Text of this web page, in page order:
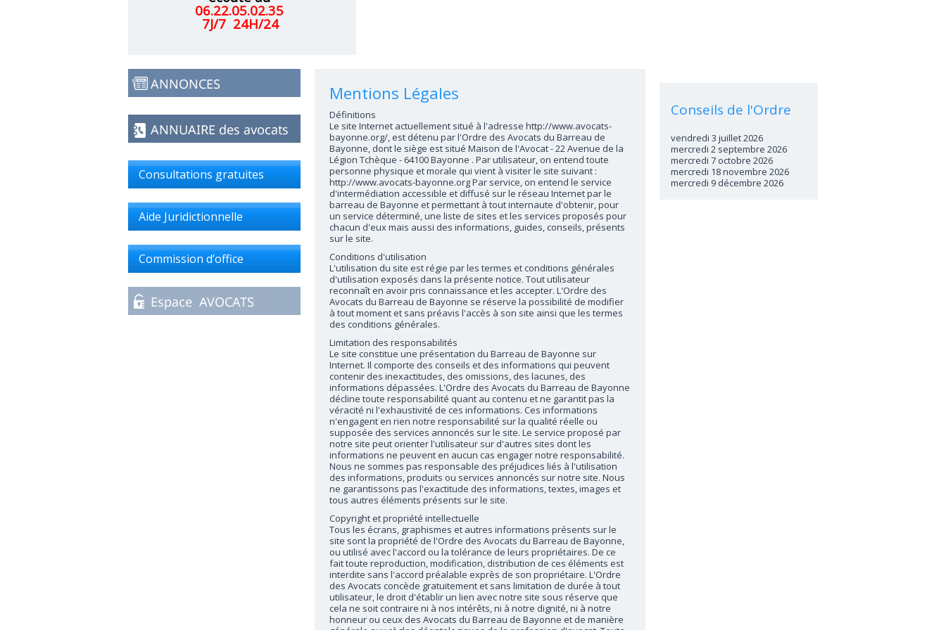
06.22.05.02.35
7J/7 24H/24
Consultations gratuites
Aide Juridictionnelle
Commission d’office
Mentions Légales
Définitions
Le site Internet actuellement situé à l'adresse http://www.avocats-
bayonne.org/, est détenu par l'Ordre des Avocats du Barreau de
Bayonne, dont le siège est situé Maison de l'Avocat - 22 Avenue de la
Légion Tchèque - 64100 Bayonne . Par utilisateur, on entend toute
personne physique et morale qui vient à visiter le site suivant :
http://www.avocats-bayonne.org Par service, on entend le service
d'intermédiation accessible et diffusé sur le réseau Internet par le
barreau de Bayonne et permettant à tout internaute d'obtenir, pour
un service déterminé, une liste de sites et les services proposés pour
chacun d'eux mais aussi des informations, guides, conseils, présents
sur le site.
Conditions d'utilisation
L'utilisation du site est régie par les termes et conditions générales
d'utilisation exposés dans la présente notice. Tout utilisateur
reconnaît en avoir pris connaissance et les accepter. L'Ordre des
Avocats du Barreau de Bayonne se réserve la possibilité de modifier
à tout moment et sans préavis l'accès à son site ainsi que les termes
des conditions générales.
Limitation des responsabilités
Le site constitue une présentation du Barreau de Bayonne sur
Internet. Il comporte des conseils et des informations qui peuvent
contenir des inexactitudes, des omissions, des lacunes, des
informations dépassées. L'Ordre des Avocats du Barreau de Bayonne
décline toute responsabilité quant au contenu et ne garantit pas la
véracité ni l'exhaustivité de ces informations. Ces informations
n'engagent en rien notre responsabilité sur la qualité réelle ou
supposée des services annoncés sur le site. Le service proposé par
notre site peut orienter l'utilisateur sur d'autres sites dont les
informations ne peuvent en aucun cas engager notre responsabilité.
Nous ne sommes pas responsable des préjudices liés à l'utilisation
des informations, produits ou services annoncés sur notre site. Nous
ne garantissons pas l'exactitude des informations, textes, images et
tous autres éléments présents sur le site.
Copyright et propriété intellectuelle
Tous les écrans, graphismes et autres informations présents sur le
site sont la propriété de l'Ordre des Avocats du Barreau de Bayonne,
ou utilisé avec l'accord ou la tolérance de leurs propriétaires. De ce
fait toute reproduction, modification, distribution de ces éléments est
interdite sans l'accord préalable exprès de son propriétaire. L'Ordre
des Avocats concède gratuitement et sans limitation de durée à tout
utilisateur, le droit d'établir un lien avec notre site sous réserve que
cela ne soit contraire ni à nos intérêts, ni à notre dignité, ni à notre
honneur ou ceux des Avocats du Barreau de Bayonne et de manière
Conseils de l'Ordre
vendredi 3 juillet 2026
mercredi 2 septembre 2026
mercredi 7 octobre 2026
mercredi 18 novembre 2026
mercredi 9 décembre 2026